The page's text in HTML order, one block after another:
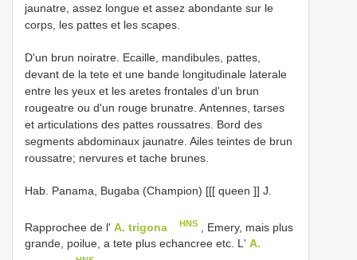
jaunatre, assez longue et assez abondante sur le
corps, les pattes et les scapes.
D'un brun noiratre. Ecaille, mandibules, pattes,
devant de la tete et une bande longitudinale laterale
entre les yeux et les aretes frontales d'un brun
rougeatre ou d'un rouge brunatre. Antennes, tarses
et articulations des pattes roussatres. Bord des
segments abdominaux jaunatre. Ailes teintes de brun
roussatre; nervures et tache brunes.
Hab. Panama, Bugaba (Champion) [[[ queen ]] J.
Rapprochee de l' A. trigona HNS
, Emery, mais plus
grande, poilue, a tete plus echancree etc. L' A.